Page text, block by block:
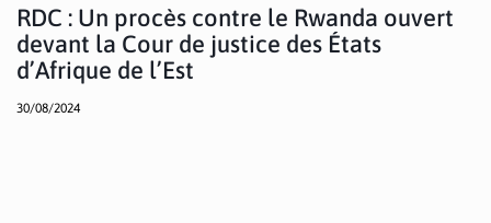
RDC : Un procès contre le Rwanda ouvert
devant la Cour de justice des États
d’Afrique de l’Est
30/08/2024